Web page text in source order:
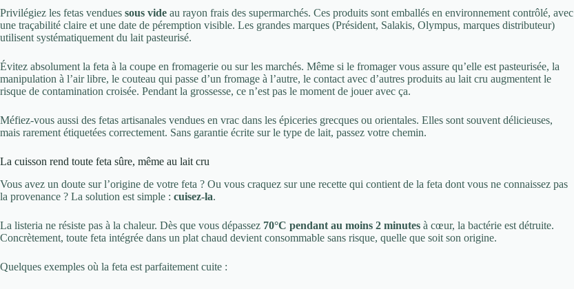
Privilégiez les fetas vendues sous vide au rayon frais des supermarchés. Ces produits sont emballés en environnement contrôlé, avec
une traçabilité claire et une date de péremption visible. Les grandes marques (Président, Salakis, Olympus, marques distributeur)
utilisent systématiquement du lait pasteurisé.
Évitez absolument la feta à la coupe en fromagerie ou sur les marchés. Même si le fromager vous assure qu’elle est pasteurisée, la
manipulation à l’air libre, le couteau qui passe d’un fromage à l’autre, le contact avec d’autres produits au lait cru augmentent le
risque de contamination croisée. Pendant la grossesse, ce n’est pas le moment de jouer avec ça.
Méfiez-vous aussi des fetas artisanales vendues en vrac dans les épiceries grecques ou orientales. Elles sont souvent délicieuses,
mais rarement étiquetées correctement. Sans garantie écrite sur le type de lait, passez votre chemin.
La cuisson rend toute feta sûre, même au lait cru
Vous avez un doute sur l’origine de votre feta ? Ou vous craquez sur une recette qui contient de la feta dont vous ne connaissez pas
la provenance ? La solution est simple : cuisez-la.
La listeria ne résiste pas à la chaleur. Dès que vous dépassez 70°C pendant au moins 2 minutes à cœur, la bactérie est détruite.
Concrètement, toute feta intégrée dans un plat chaud devient consommable sans risque, quelle que soit son origine.
Quelques exemples où la feta est parfaitement cuite :